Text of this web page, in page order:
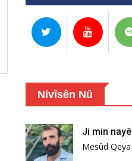
Nivîsên Nû
Ji min nayê
Mesûd Qeya